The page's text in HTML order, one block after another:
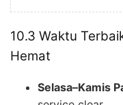
10.3 Waktu
Hemat
Selasa–Kamis